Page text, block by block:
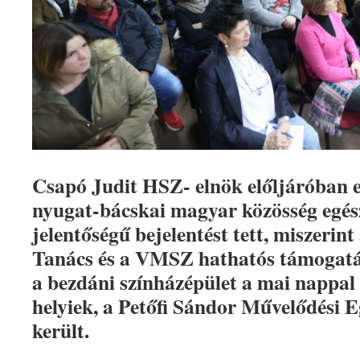
Csapó Judit HSZ- elnök előljáróban
nyugat-bácskai magyar közösség
jelentőségű bejelentést tett,
Tanács és a VMSZ hathatós
a bezdáni színházépület a mai
helyiek, a Petőfi Sándor Művelődési
került.